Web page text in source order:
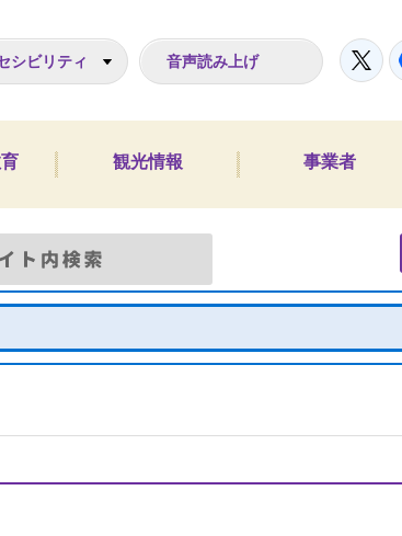
シビリティ 音声読み上げ
観光情報 事業者